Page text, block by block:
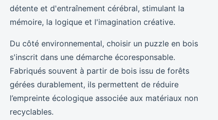
détente et d'entraînement cérébral, stimulant la
mémoire, la logique et l'imagination créative.
Du côté environnemental, choisir un puzzle en bois
s'inscrit dans une démarche écoresponsable.
Fabriqués souvent à partir de bois issu de forêts
gérées durablement, ils permettent de réduire
l’empreinte écologique associée aux matériaux non
recyclables.